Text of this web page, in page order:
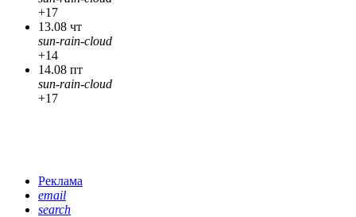
+17
13.08 чт
sun-rain-cloud
+14
14.08 пт
sun-rain-cloud
+17
Реклама
email
search